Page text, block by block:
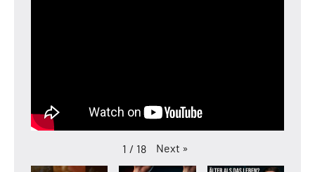
1 / 18 Next »